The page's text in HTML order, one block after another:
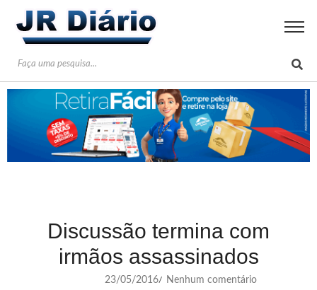
Discussão termina com
irmãos assassinados
23/05/2016/ Nenhum comentário